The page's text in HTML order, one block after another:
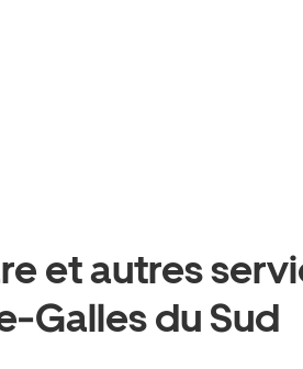
et autres
Galles du Sud